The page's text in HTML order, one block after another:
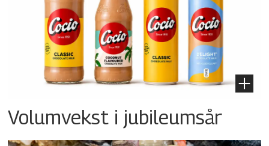
Volumvekst i jubileumsår